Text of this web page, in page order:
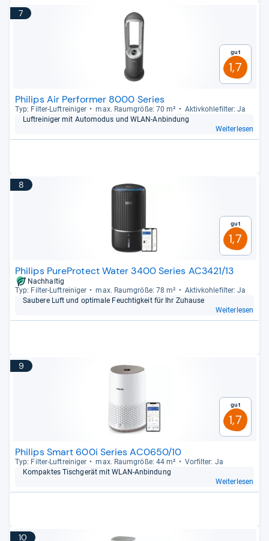
7
Gut
1,7
Philips Air Performer 8000 Series
Typ: Fil­ter-​Luftrei­ni­ger max. Raum­größe: 70 m²
Aktiv­koh­le­fil­ter: Ja
Luftrei­ni­ger mit Auto­mo­dus und WLAN-​Anbin­dung
Weiterlesen
8
Gut
1,7
Philips PureProtect Water 3400 Series AC3421/13
Nachhaltig
Typ: Fil­ter-​Luftrei­ni­ger
max. Raum­größe: 78 m²
Aktiv­koh­le­fil­ter: Ja
Sau­bere Luft und opti­male Feuch­tig­keit für Ihr Zuhause
Weiterlesen
9
Gut
1,7
Philips Smart 600i Series AC0650/10
Typ: Fil­ter-​Luftrei­ni­ger max. Raum­größe: 44 m²
Vor­fil­ter: Ja
Kom­pak­tes Tisch­ge­rät mit WLAN-​Anbin­dung
Weiterlesen
10